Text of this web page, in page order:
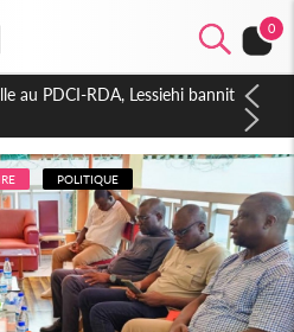
0
des sanctions contre les
POLITIQUE